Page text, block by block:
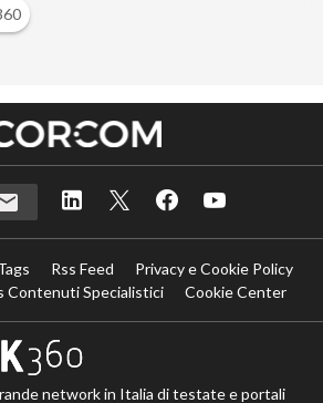
Rss Feed
Privacy e Cookie Policy
Contenuti Specialistici
Cookie Center
network in Italia di testate e portali